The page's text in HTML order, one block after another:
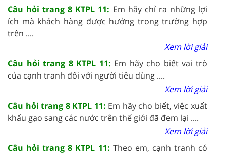
Câu hỏi trang 8 KTPL 11: Em hãy chỉ ra những lợi
ích mà khách hàng được hưởng trong trường hợp
trên ....
Xem lời giải
Câu hỏi trang 8 KTPL 11: Em hãy cho biết vai trò
của cạnh tranh đối với người tiêu dùng ....
Xem lời giải
Câu hỏi trang 8 KTPL 11: Em hãy cho biết, việc xuất
khẩu gạo sang các nước trên thế giới đã đem lại ....
Xem lời giải
Câu hỏi trang 8 KTPL 11: Theo em, cạnh tranh có